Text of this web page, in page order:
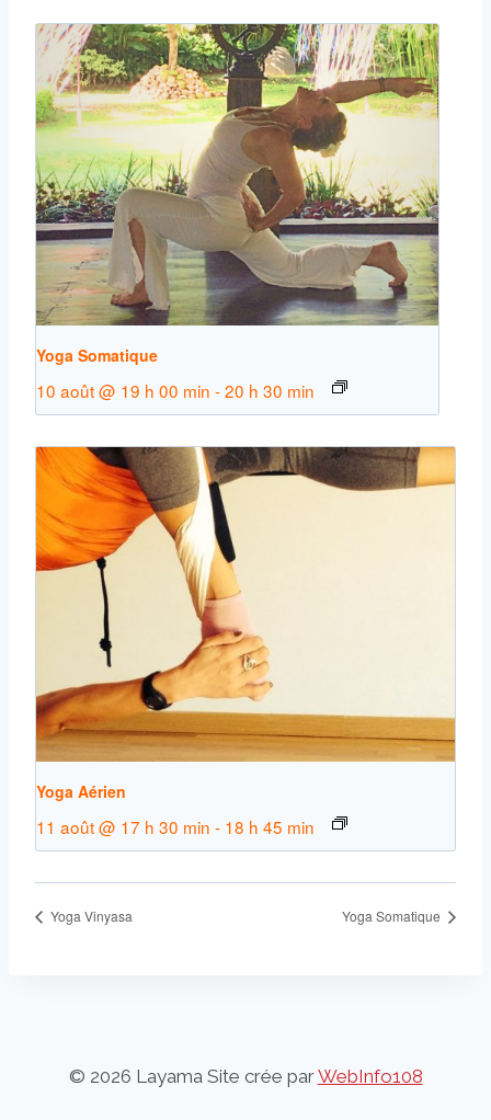
Yoga Somatique
10 août @ 19 h 00 min -20 h 30 min
Yoga Aérien
11 août @ 17 h 30 min - 18 h 45 min
Yoga Vinyasa Yoga Somatique
© 2026 Layama Site crée parWebInfo108